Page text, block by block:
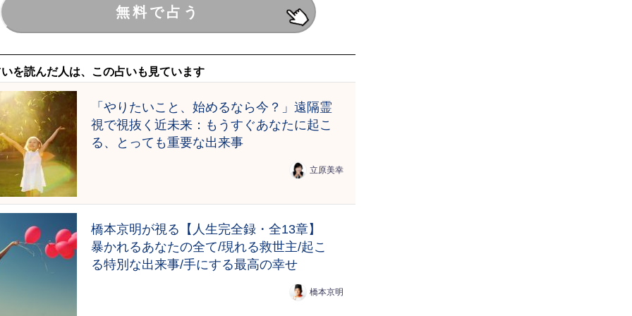
を読んだ人は、この占いも見ています
「やりたいこと、始めるなら今？」遠隔霊
視で視抜く近未来：もうすぐあなたに起こ
る、とっても重要な出来事
立原美幸
橋本京明が視る【人生完全録・全13章】
暴かれるあなたの全て/現れる救世主/起こ
る特別な出来事/手にする最高の幸せ
橋本京明